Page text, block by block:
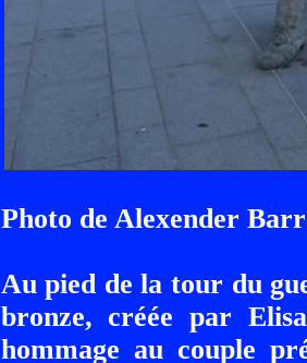
Photo de Alexender Barr
Au pied de la tour du
bronze, créée par
hommage au couple